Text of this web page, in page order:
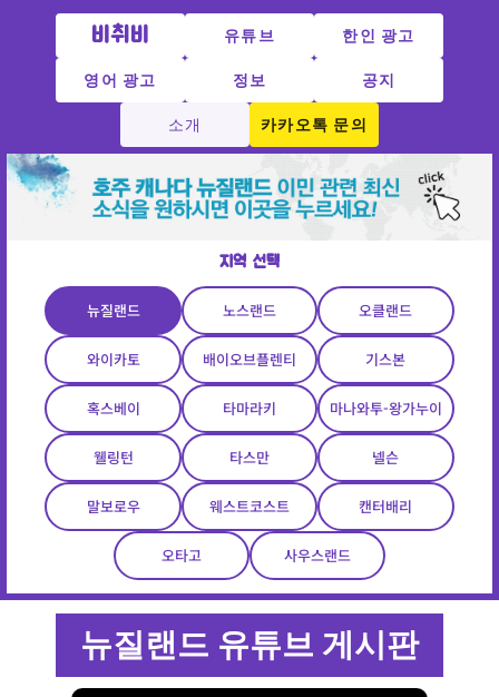
비취비 유튜브 한인 광고
영어 광고 정보 공지
소개 카카오톡 문의
지역 선택
뉴질랜드 노스랜드 오클랜드
와이카토 배이오브플렌티 기스본
혹스베이 타마라키 마나와투-왕가누이
웰링턴 타스만 넬슨
말보로우 웨스트코스트 캔터배리
오타고 사우스랜드
뉴질랜드 유튜브 게시판